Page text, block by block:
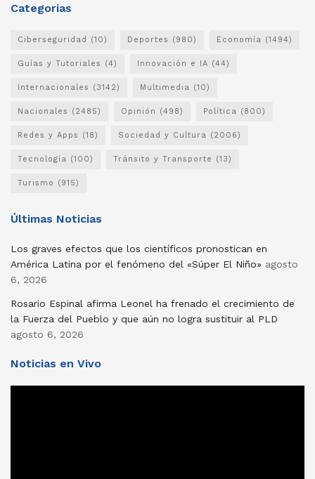
Categorias
Ciberseguridad (10) Deportes (980) Economía (1494)
Guías y Tutoriales (4) Innovación e IA (44)
Internacionales (3142) Multimedia (10)
Nacionales (2485) Opinión (498) Política (800)
Redes y Apps (18) Sociedad y Cultura (2006)
Tecnología (100) Tránsito y Transporte (13)
Turismo (915)
Últimas Noticias
Los graves efectos que los científicos pronostican en
América Latina por el fenómeno del «Súper El Niño» agosto
6, 2026
Rosario Espinal afirma Leonel ha frenado el crecimiento de
la Fuerza del Pueblo y que aún no logra sustituir al PLD
agosto 6, 2026
Noticias en Vivo